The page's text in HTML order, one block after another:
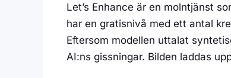
Let’s Enhance är en molntjänst
har en gratisnivå med ett antal
Eftersom modellen uttalat
AI:ns gissningar. Bilden laddas